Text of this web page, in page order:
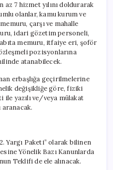
az 7 hizmet yılını doldurarak
olanlar, kamu kurum ve
çarşı ve mahalle
idari gözetim personeli,
memuru, itfaiye eri, şoför
pozisyonlarına
atanabilecek.
erbaşlığa geçirilmelerine
değişikliğe göre, fiziki
yazılı ve/veya mülakat
aranacak.
Yargı Paketi” olarak bilinen
Yönelik Bazı Kanunlarda
Teklifi de ele alınacak.